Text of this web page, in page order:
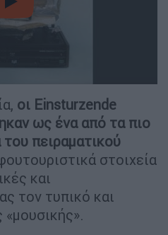
video
οι Einsturzende
ως ένα από τα πιο
πειραματικού
στοιχεία
και
τον τυπικό και